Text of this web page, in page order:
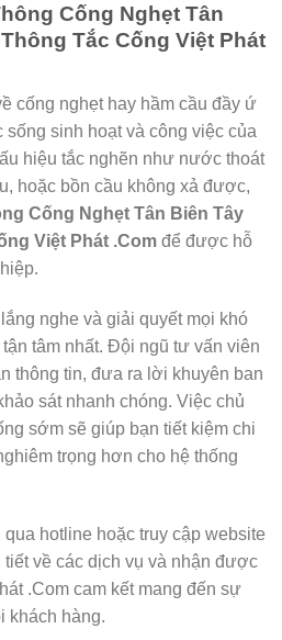
Cống Nghẹt Tân
Tắc Cống Việt Phát
cống nghẹt hay hầm cầu đầy ứ
sinh hoạt và công việc của
hiệu tắc nghẽn như nước thoát
hoặc bồn cầu không xả được,
Cống Nghẹt Tân Biên Tây
Việt Phát .Com để được hỗ
nghe và giải quyết mọi khó
tâm nhất. Đội ngũ tư vấn viên
thông tin, đưa ra lời khuyên ban
sát nhanh chóng. Việc chủ
sớm sẽ giúp bạn tiết kiệm chi
trọng hơn cho hệ thống
hotline hoặc truy cập website
tiết về các dịch vụ và nhận được
.Com cam kết mang đến sự
khách hàng.